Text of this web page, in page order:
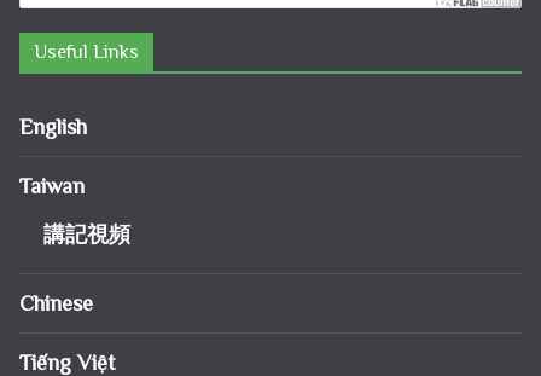
Useful Links
English
Taiwan
講記視頻
Chinese
Tiếng Việt